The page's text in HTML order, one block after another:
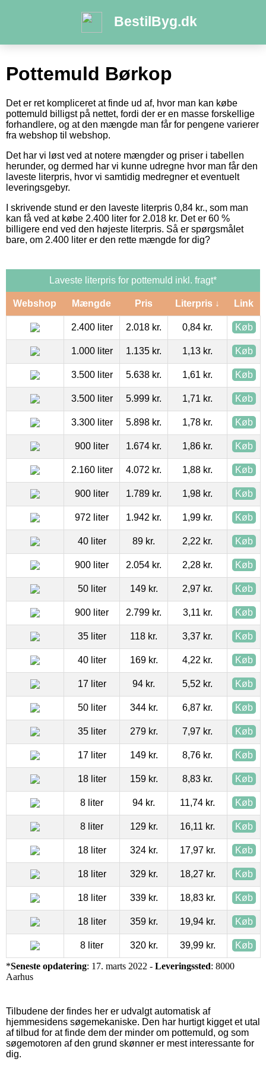
BestilByg.dk
Pottemuld Børkop
Det er ret kompliceret at finde ud af, hvor man kan købe
pottemuld billigst på nettet, fordi der er en masse forskellige
forhandlere, og at den mængde man får for pengene varierer
fra webshop til webshop.
Det har vi løst ved at notere mængder og priser i tabellen
herunder, og dermed har vi kunne udregne hvor man får den
laveste literpris, hvor vi samtidig medregner et eventuelt
leveringsgebyr.
I skrivende stund er den laveste literpris 0,84 kr., som man
kan få ved at købe 2.400 liter for 2.018 kr. Det er 60 %
billigere end ved den højeste literpris. Så er spørgsmålet
bare, om 2.400 liter er den rette mængde for dig?
Laveste literpris for pottemuld inkl. fragt*
Webshop Mængde Pris Literpris ↓ Link
2.400 liter 2.018 kr. 0,84 kr. Køb
1.000 liter 1.135 kr. 1,13 kr. Køb
3.500 liter 5.638 kr. 1,61 kr. Køb
3.500 liter 5.999 kr. 1,71 kr. Køb
3.300 liter 5.898 kr. 1,78 kr. Køb
900 liter 1.674 kr. 1,86 kr. Køb
2.160 liter 4.072 kr. 1,88 kr. Køb
900 liter 1.789 kr. 1,98 kr. Køb
972 liter 1.942 kr. 1,99 kr. Køb
40 liter 89 kr. 2,22 kr. Køb
900 liter 2.054 kr. 2,28 kr. Køb
50 liter 149 kr. 2,97 kr. Køb
900 liter 2.799 kr. 3,11 kr. Køb
35 liter 118 kr. 3,37 kr. Køb
40 liter 169 kr. 4,22 kr. Køb
17 liter 94 kr. 5,52 kr. Køb
50 liter 344 kr. 6,87 kr. Køb
35 liter 279 kr. 7,97 kr. Køb
17 liter 149 kr. 8,76 kr. Køb
18 liter 159 kr. 8,83 kr. Køb
8 liter 94 kr. 11,74 kr. Køb
8 liter 129 kr. 16,11 kr. Køb
18 liter 324 kr. 17,97 kr. Køb
18 liter 329 kr. 18,27 kr. Køb
18 liter 339 kr. 18,83 kr. Køb
18 liter 359 kr. 19,94 kr. Køb
8 liter 320 kr. 39,99 kr. Køb
*Seneste opdatering: 17. marts 2022 - Leveringssted: 8000
Aarhus
Tilbudene der findes her er udvalgt automatisk af
hjemmesidens søgemekaniske. Den har hurtigt kigget et utal
af tilbud for at finde dem der minder om pottemuld, og som
søgemotoren af den grund skønner er mest interessante for
dig.